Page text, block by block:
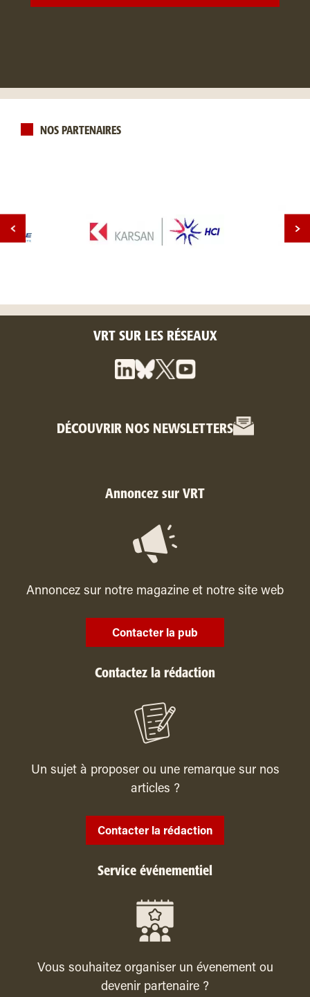
NOS PARTENAIRES
VRT SUR LES RÉSEAUX
DÉCOUVRIR NOS NEWSLETTERS
Annoncez sur VRT
Annoncez sur notre magazine et notre site web
Contacter la pub
Contactez la rédaction
Un sujet à proposer ou une remarque sur nos
articles ?
Contacter la rédaction
Service événementiel
Vous souhaitez organiser un évenement ou
devenir partenaire ?